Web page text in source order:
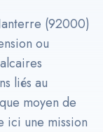
(92000)
ou
liés au
moyen de
ici une mission